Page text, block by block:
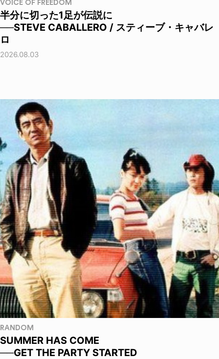
VOICE OF FREEDOM
半分に切った1足が伝説に
──STEVE CABALLERO / スティーブ・キャバレ
ロ
2026.08.03
RANDOM
SUMMER HAS COME
──GET THE PARTY STARTED